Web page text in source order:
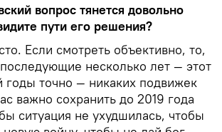
вопрос тянется довольно
пути его решения?
Если смотреть объективно, то,
несколько лет — этот
точно — никаких подвижек
важно сохранить до 2019 года
ситуация не ухудшилась, чтобы